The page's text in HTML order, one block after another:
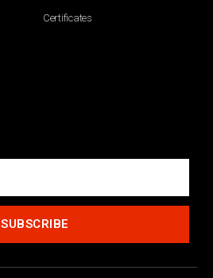
Certificates
SUBSCRIBE